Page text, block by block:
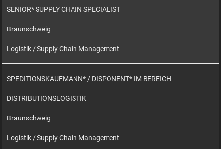
SENIOR* SUPPLY CHAIN SPECIALIST
Braunschweig
Logistik / Supply Chain Management
SPEDITIONSKAUFMANN* / DISPONENT* IM BEREICH
DISTRIBUTIONSLOGISTIK
Braunschweig
Logistik / Supply Chain Management